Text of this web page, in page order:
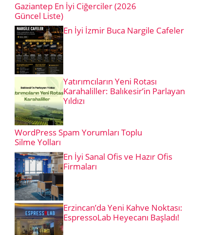
Gaziantep En İyi Ciğerciler (2026
Güncel Liste)
En İyi İzmir Buca Nargile Cafeler
Yatırımcıların Yeni Rotası
Karahaliller: Balıkesir’in Parlayan
Yıldızı
WordPress Spam Yorumları Toplu
Silme Yolları
En İyi Sanal Ofis ve Hazır Ofis
Firmaları
Erzincan’da Yeni Kahve Noktası:
EspressoLab Heyecanı Başladı!